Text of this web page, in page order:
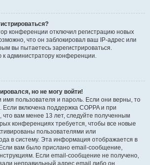
конференции отключил регистрацию новых
что он заблокировал ваш IP-адрес или
вы пытаетесь зарегистрироваться.
администратору конференции.
но не могу войти!
имя пользователя и пароль. Если они верны, то
включена поддержка COPPA и при
что вам менее 13 лет, следуйте полученным
конференциях требуется, чтобы все новые
пользователями или
в систему. Эта информация отображается в
вам было прислано email-сообщение,
Если email-сообщение не получено,
неправильный адрес email либо он